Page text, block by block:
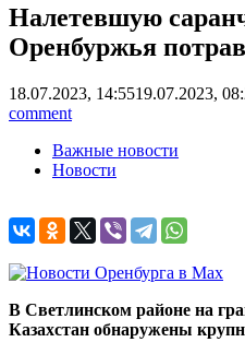
Налетевшую
Оренбуржья
18.07.2023, 14:5519.07.2023,
comment
Важные новости
Новости
В Светлинском районе на
Казахстан обнаружены